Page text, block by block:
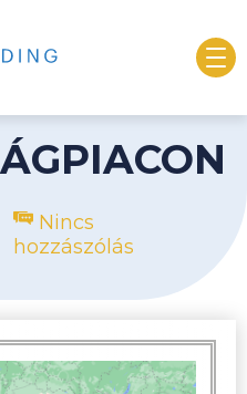
Nincs
hozzászólás